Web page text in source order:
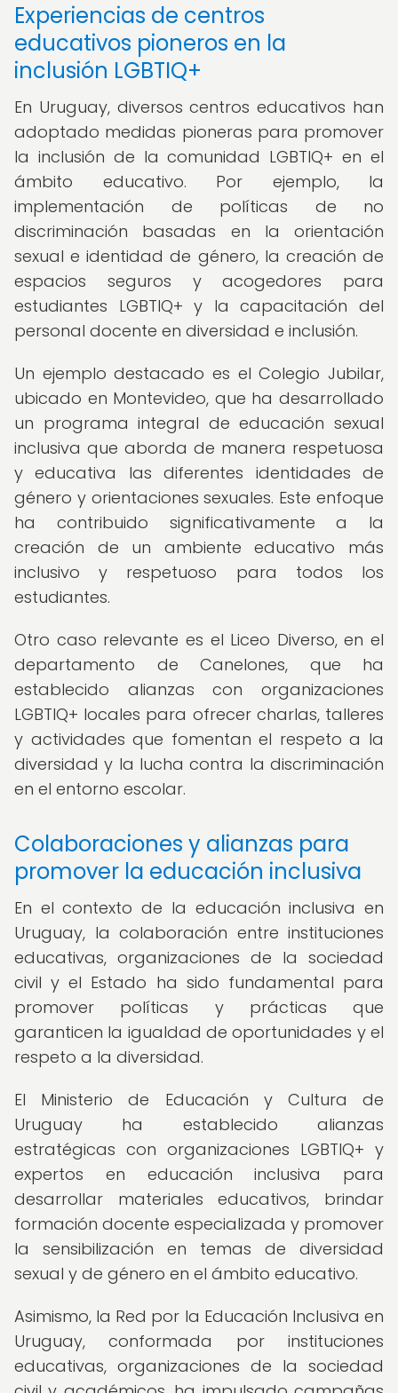
Experiencias de centros
educativos pioneros en la
inclusión LGBTIQ+
En Uruguay, diversos centros educativos han
adoptado medidas pioneras para promover
la inclusión de la comunidad LGBTIQ+ en el
ámbito educativo. Por ejemplo, la
implementación de políticas de no
discriminación basadas en la orientación
sexual e identidad de género, la creación de
espacios seguros y acogedores para
estudiantes LGBTIQ+ y la capacitación del
personal docente en diversidad e inclusión.
Un ejemplo destacado es el Colegio Jubilar,
ubicado en Montevideo, que ha desarrollado
un programa integral de educación sexual
inclusiva que aborda de manera respetuosa
y educativa las diferentes identidades de
género y orientaciones sexuales. Este enfoque
ha contribuido significativamente a la
creación de un ambiente educativo más
inclusivo y respetuoso para todos los
estudiantes.
Otro caso relevante es el Liceo Diverso, en el
departamento de Canelones, que ha
establecido alianzas con organizaciones
LGBTIQ+ locales para ofrecer charlas, talleres
y actividades que fomentan el respeto a la
diversidad y la lucha contra la discriminación
en el entorno escolar.
Colaboraciones y alianzas para
promover la educación inclusiva
En el contexto de la educación inclusiva en
Uruguay, la colaboración entre instituciones
educativas, organizaciones de la sociedad
civil y el Estado ha sido fundamental para
promover políticas y prácticas que
garanticen la igualdad de oportunidades y el
respeto a la diversidad.
El Ministerio de Educación y Cultura de
Uruguay ha establecido alianzas
estratégicas con organizaciones LGBTIQ+ y
expertos en educación inclusiva para
desarrollar materiales educativos, brindar
formación docente especializada y promover
la sensibilización en temas de diversidad
sexual y de género en el ámbito educativo.
Asimismo, la Red por la Educación Inclusiva en
Uruguay, conformada por instituciones
educativas, organizaciones de la sociedad